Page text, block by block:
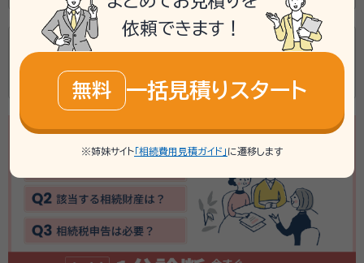
藤原行政書士事務所
秋田県横手市十文字町字西上７５番地１
依頼できます！
無料 一括見積りスタート
※姉妹サイト 「相続費用見積ガイド」 に遷移します